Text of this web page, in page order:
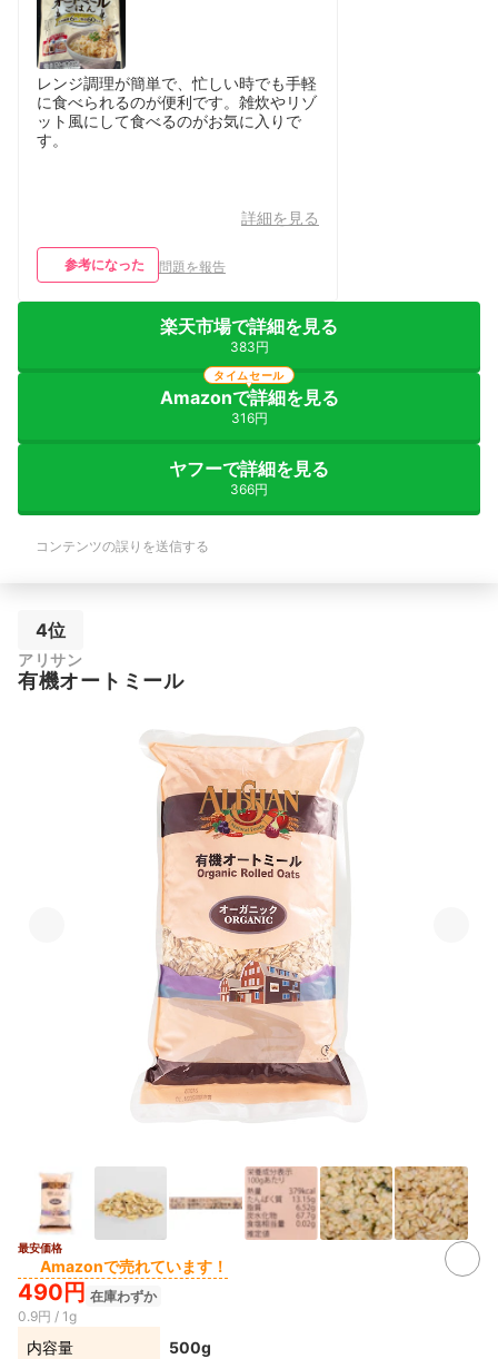
レンジ調理が簡単で、忙しい時でも手軽
に食べられるのが便利です。雑炊やリゾ
ット風にして食べるのがお気に入りで
す。
詳細を見る
参考になった 問題を報告
楽天市場で詳細を見る
383円
Amazonで詳細を見る
316円
タイムセール
ヤフーで詳細を見る
366円
コンテンツの誤りを送信する
4位
アリサン
有機オートミール
最安価格
Amazonで売れています！
490円 在庫わずか
0.9円 / 1g
内容量 500g